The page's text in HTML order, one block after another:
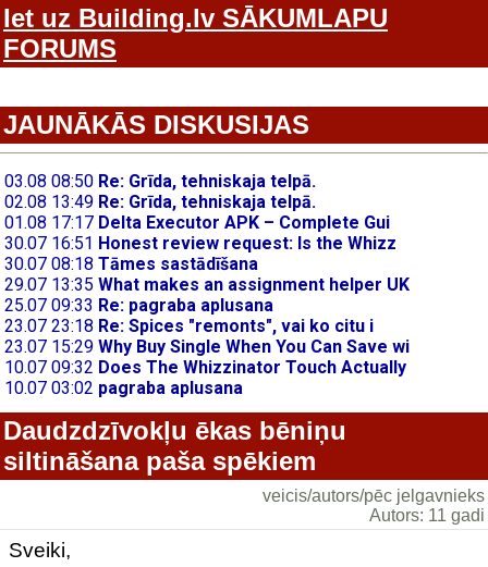
Iet uz Building.lv SĀKUMLAPU
FORUMS
JAUNĀKĀS DISKUSIJAS
Daudzdzīvokļu ēkas bēniņu
siltināšana paša spēkiem
veicis/autors/pēc jelgavnieks
Autors: 11 gadi
Sveiki,